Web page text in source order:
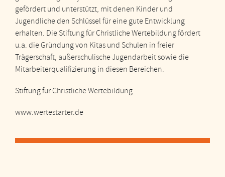
gefördert und unterstützt, mit denen Kinder und
Jugendliche den Schlüssel für eine gute Entwicklung
erhalten. Die Stiftung für Christliche Wertebildung fördert
u.a. die Gründung von Kitas und Schulen in freier
Trägerschaft, außerschulische Jugendarbeit sowie die
Mitarbeiterqualifizierung in diesen Bereichen.
Stiftung für Christliche Wertebildung
www.wertestarter.de